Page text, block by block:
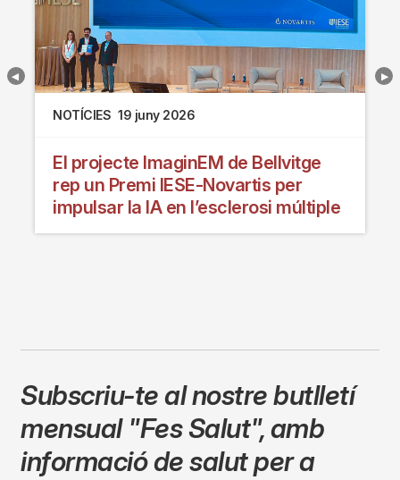
NOTÍCIES 19 juny 2026
El projecte ImaginEM de Bellvitge
rep un Premi IESE-Novartis per
impulsar la IA en l’esclerosi múltiple
Subscriu-te al nostre butlletí
mensual "Fes Salut",amb
informació de salut per a